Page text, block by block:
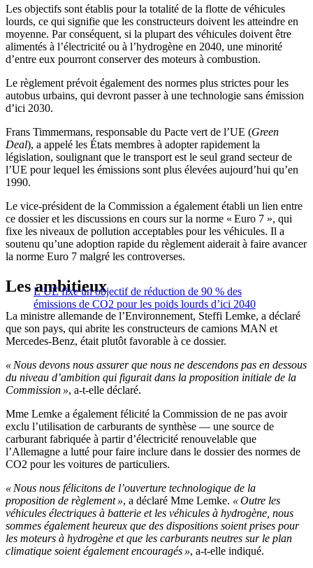
Les objectifs sont établis pour la totalité de la flotte de véhicules
lourds, ce qui signifie que les constructeurs doivent les atteindre en
moyenne. Par conséquent, si la plupart des véhicules doivent être
alimentés à l’électricité ou à l’hydrogène en 2040, une minorité
d’entre eux pourront conserver des moteurs à combustion.
Le règlement prévoit également des normes plus strictes pour les
autobus urbains, qui devront passer à une technologie sans émission
d’ici 2030.
Frans Timmermans, responsable du Pacte vert de l’UE (Green
Deal), a appelé les États membres à adopter rapidement la
législation, soulignant que le transport est le seul grand secteur de
l’UE pour lequel les émissions sont plus élevées aujourd’hui qu’en
1990.
Le vice-président de la Commission a également établi un lien entre
ce dossier et les discussions en cours sur la norme « Euro 7 », qui
fixe les niveaux de pollution acceptables pour les véhicules. Il a
soutenu qu’une adoption rapide du règlement aiderait à faire avancer
la norme Euro 7 malgré les controverses.
L’UE fixe un objectif de réduction de 90 % des
émissions de CO2 pour les poids lourds d’ici 2040
Les ambitieux
La ministre allemande de l’Environnement, Steffi Lemke, a déclaré
que son pays, qui abrite les constructeurs de camions MAN et
Mercedes-Benz, était plutôt favorable à ce dossier.
« Nous devons nous assurer que nous ne descendons pas en dessous
du niveau d’ambition qui figurait dans la proposition initiale de la
Commission », a-t-elle déclaré.
Mme Lemke a également félicité la Commission de ne pas avoir
exclu l’utilisation de carburants de synthèse — une source de
carburant fabriquée à partir d’électricité renouvelable que
l’Allemagne a lutté pour faire inclure dans le dossier des normes de
CO2 pour les voitures de particuliers.
« Nous nous félicitons de l’ouverture technologique de la
proposition de règlement », a déclaré Mme Lemke. « Outre les
véhicules électriques à batterie et les véhicules à hydrogène, nous
sommes également heureux que des dispositions soient prises pour
les moteurs à hydrogène et que les carburants neutres sur le plan
climatique soient également encouragés », a-t-elle indiqué.